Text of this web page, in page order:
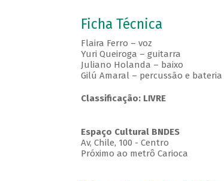
Ficha Técnica
Flaira Ferro – voz
Yuri Queiroga – guitarra
Juliano Holanda – baixo
Gilú Amaral – percussão e bateria
Classificação: LIVRE
Espaço Cultural BNDES
Av, Chile, 100 - Centro
Próximo ao metrô Carioca